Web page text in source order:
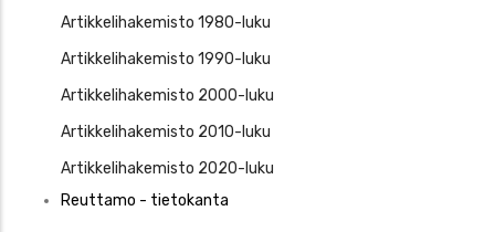
Artikkelihakemisto 1980-luku
Artikkelihakemisto 1990-luku
Artikkelihakemisto 2000-luku
Artikkelihakemisto 2010-luku
Artikkelihakemisto 2020-luku
Reuttamo - tietokanta